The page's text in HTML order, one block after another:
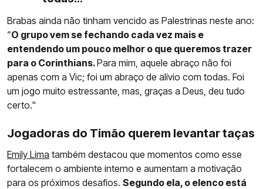
Brabas ainda não tinham vencido as Palestrinas neste ano:
“O grupo vem se fechando cada vez mais e
entendendo um pouco melhor o que queremos trazer
para o Corinthians.Para mim, aquele abraço não foi
apenas com a Vic; foi um abraço de alívio com todas. Foi
um jogo muito estressante, mas, graças a Deus, deu tudo
certo."
Jogadoras do Timão querem levantar taças
Emily Lima também destacou que momentos como esse
fortalecem o ambiente interno e aumentam a motivação
para os próximos desafios. Segundo ela, o elenco está